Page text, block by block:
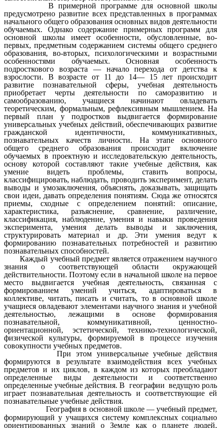
В примерной программе для основной школы
предусмотрено развитие всех представленных в программах
начального общего образования основных видов деятельности
обучаемых. Однако содержание примерных программ для
основной школы имеет особенности, обусловленные, во-
первых, предметным содержанием системы общего среднего
образования, во-вторых, психологическими и возрастными
особенностями обучаемых. Основная особенность
подросткового возраста — начало перехода от детства к
взрослости. В возрасте от 11 до 14— 15 лет происходит
развитие познавательной сферы, учебная деятельность
приобретает черты деятельности по саморазвитию и
самообразованию, учащиеся начинают овладевать
теоретическим, формальным, рефлексивным мышлением. На
первый план у подростков выдвигается формирование
универсальных учебных действий, обеспечивающих развитие
гражданской идентичности, коммуникативных,
познавательных качеств личности. На этапе основного
общего среднего образования происходит включение
обучаемых в проектную и исследовательскую деятельность,
основу которой составляют такие учебные действия, как
умение видеть проблемы, ставить вопросы,
классифицировать, наблюдать, проводить эксперимент, делать
выводы и умозаключения, объяснять, доказывать, защищать
свои идеи, давать определения понятиям. Сюда же относятся
приемы, сходные с определением понятий: описание,
характеристика, разъяснение, сравнение, различение,
классификация, наблюдение, умения и навыки проведения
эксперимента, умения делать выводы и заключения,
структурировать материал и др. Эти умения ведут к
формированию познавательных потребностей и развитию
познавательных способностей.
Каждый учебный предмет является отражением научного
знания о соответствующей области окружающей
действительности. Поэтому если в начальной школе на первое
место выдвигается учебная деятельность, связанная с
формированием умений учиться, адаптироваться в
коллективе, читать, писать и считать, то в основной школе
учащиеся овладевают элементами научного знания и учебной
деятельностью, лежащими в основе формирования
познавательной, коммуникативной, ценностно-
ориентационной, эстетической, технико-технологической,
физической культуры, формируемой в процессе изучения
совокупности учебных предметов.
При этом универсальные учебные действия
формируются в результате взаимодействия всех учебных
предметов и их циклов, в каждом из которых преобладают
определенные виды деятельности и соответственно
определенные учебные действия. В географии ведущую роль
играет познавательная деятельность и соответствующие ей
познавательные учебные действия.
География в основной школе — учебный предмет,
формирующий у учащихся систему комплексных социально
ориентированных знаний о Земле как о планете людей,